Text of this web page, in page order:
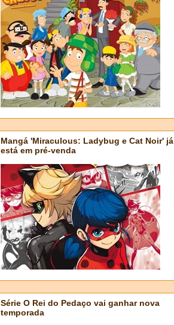
Mangá 'Miraculous: Ladybug e Cat Noir' já
está em pré-venda
Série O Rei do Pedaço vai ganhar nova
temporada